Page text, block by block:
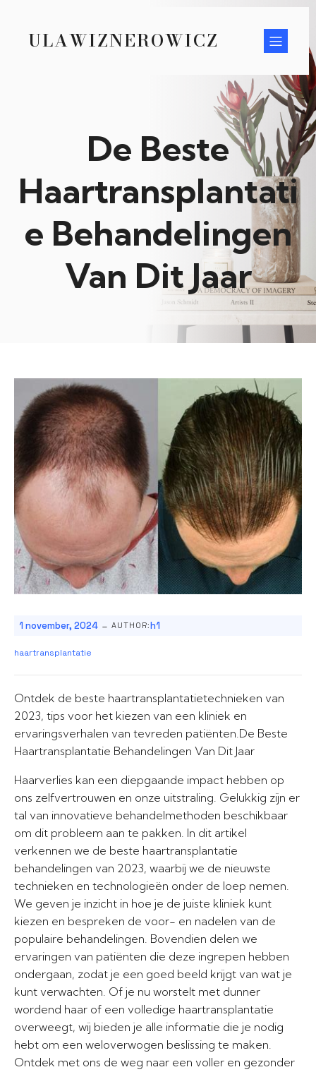
ULAWIZNEROWICZ
De Beste
Haartransplantati
e Behandelingen
Van Dit Jaar
1 november, 2024 - AUTHOR:h1
haartransplantatie
Ontdek de beste haartransplantatietechnieken van
2023, tips voor het kiezen van een kliniek en
ervaringsverhalen van tevreden patiënten.De Beste
Haartransplantatie Behandelingen Van Dit Jaar
Haarverlies kan een diepgaande impact hebben op
ons zelfvertrouwen en onze uitstraling. Gelukkig zijn er
tal van innovatieve behandelmethoden beschikbaar
om dit probleem aan te pakken. In dit artikel
verkennen we de beste haartransplantatie
behandelingen van 2023, waarbij we de nieuwste
technieken en technologieën onder de loep nemen.
We geven je inzicht in hoe je de juiste kliniek kunt
kiezen en bespreken de voor- en nadelen van de
populaire behandelingen. Bovendien delen we
ervaringen van patiënten die deze ingrepen hebben
ondergaan, zodat je een goed beeld krijgt van wat je
kunt verwachten. Of je nu worstelt met dunner
wordend haar of een volledige haartransplantatie
overweegt, wij bieden je alle informatie die je nodig
hebt om een weloverwogen beslissing te maken.
Ontdek met ons de weg naar een voller en gezonder